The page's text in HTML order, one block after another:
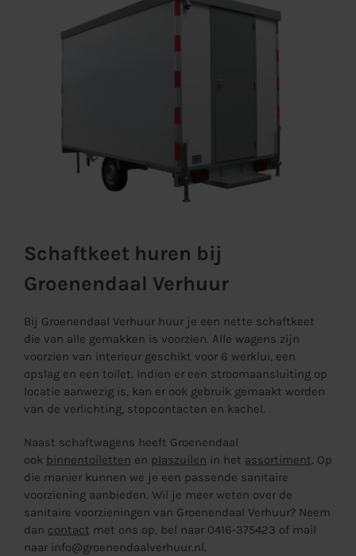
Schaftkeet huren bij
Groenendaal Verhuur
Bij Groenendaal Verhuur huur je een nette schaftkeet
die van alle gemakken is voorzien. Alle wagens zijn
voorzien van interieur geschikt voor 6 werklui, een
opslag en een toilet. Indien er een stroomaansluiting op
locatie aanwezig is, kan er ook gebruik gemaakt worden
van de verlichting, stopcontacten en kachel.
Naast schaftwagens heeft Groenendaal
ook binnentoiletten en plaszuilen in het assortiment. Op
die manier kunnen we je een passende sanitaire
voorziening aanbieden. Wil je meer weten over de
sanitaire voorzieningen van Groenendaal Verhuur? Neem
dan contact met ons op, bel naar 0416-375423 of mail
naar info@groenendaalverhuur.nl.